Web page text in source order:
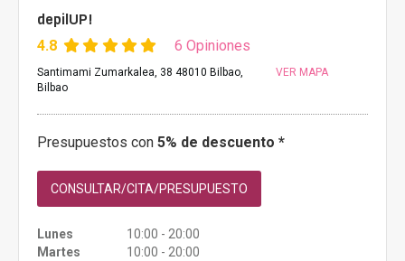
depilUP!
4.8 6 Opiniones
Santimami Zumarkalea, 38 48010 Bilbao,
Bilbao
VER MAPA
Presupuestos con 5% de descuento *
CONSULTAR/CITA/PRESUPUESTO
Lunes
10:00 - 20:00
Martes
10:00 - 20:00